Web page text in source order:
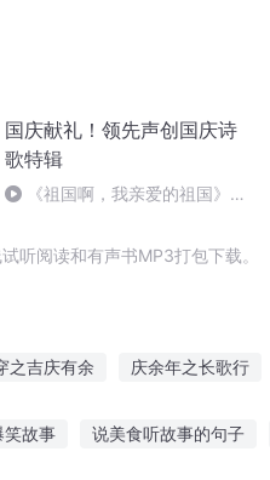
国庆献礼！领先声创国庆诗
歌特辑
《祖国啊，我亲爱的祖国》温
听阅读和有声书MP3打包下载。
之吉庆有余 庆余年之长歌行
笑故事 说美食听故事的句子